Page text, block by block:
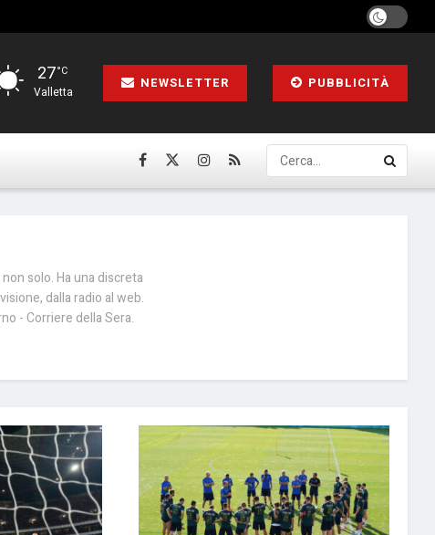
27°C
Valletta
NEWSLETTER PUBBLICITÀ
solo. Ha una discreta
dalla radio al web.
- Corriere della Sera.